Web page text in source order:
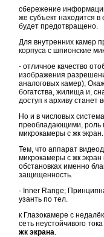
сбережение
же субъект находится
будет предотвращено.
Для внутренних камер
корпуса с шпионские
- отличное качество
изображения
аналоговых камер);
богатства, жилища и,
доступ к архиву станет
Но и в числовых
преобладающими, роль
микрокамеры с жк экран.
Тем, что аппарат
микрокамеры с жк
обстановках именно
защищенность.
- Inner Range;
узанть по тел.
к Глазокамере с
сеть неустойчивого
жк экрана